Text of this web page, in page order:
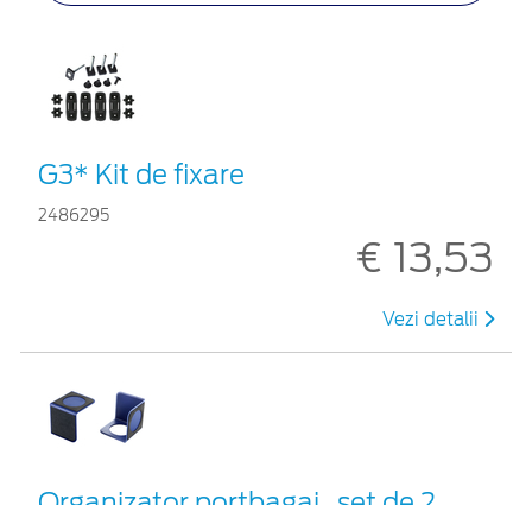
G3* Kit de fixare
2486295
€ 13,53
Vezi detalii